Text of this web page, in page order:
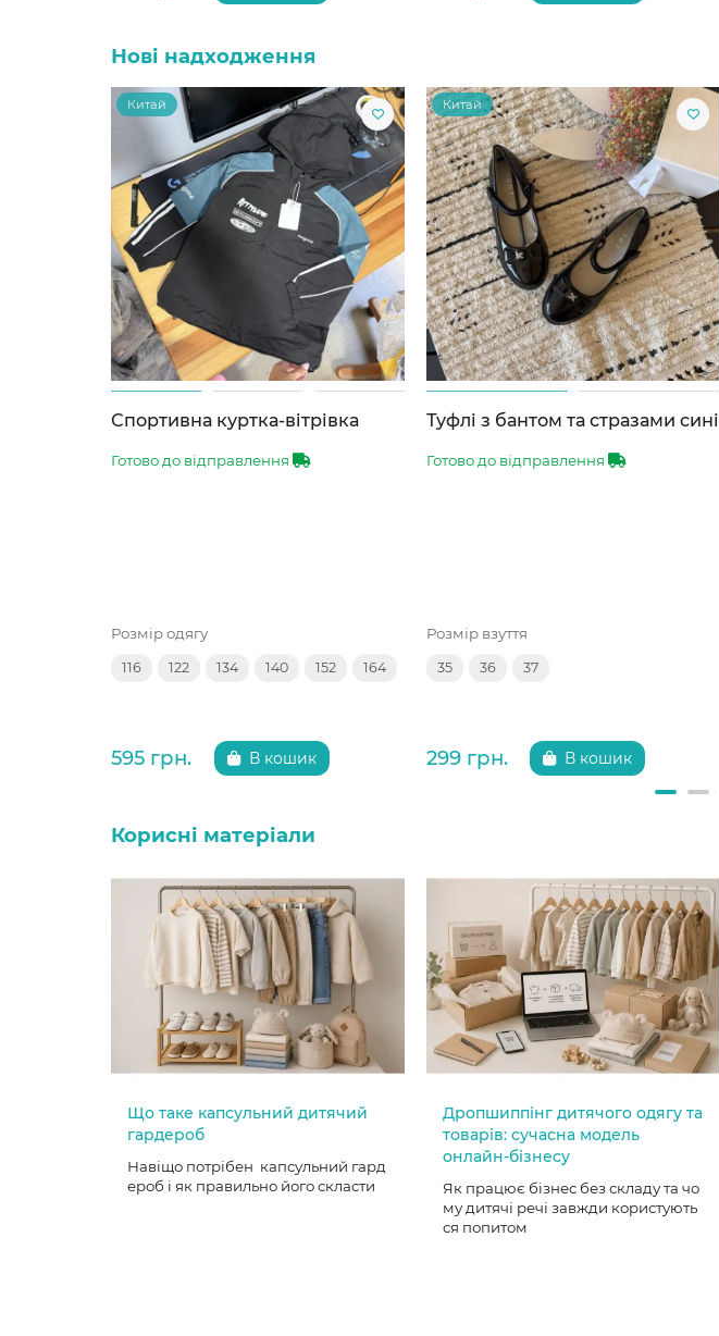
Нові надходження
Китай
Спортивна куртка-вітрівка
Готово до відправлення
Розмір одягу
116 122 134 140 152 164
595 грн. В кошик
Китай
Туфлі з бантом та стразами сині
Готово до відправлення
Розмір взуття
35 36 37
299 грн. В кошик
Корисні матеріали
Що таке капсульний дитячий
гардероб
Навіщо потрібен капсульний гард
ероб і як правильно його скласти
Дропшиппінг дитячого одягу та
товарів: сучасна модель
онлайн-бізнесу
Як працює бізнес без складу та чо
му дитячі речі завжди користують
ся попитом